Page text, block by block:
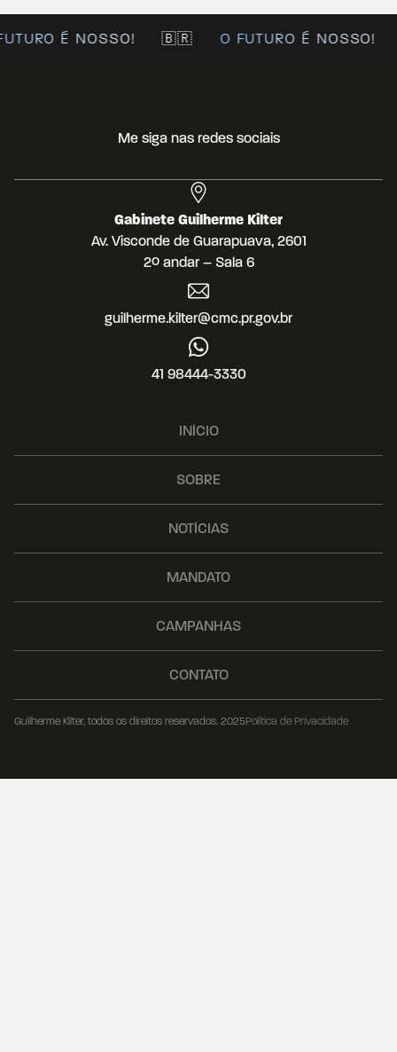
É NOSSO! 🇧🇷 O FUTURO É NOSSO!
Me siga nas redes sociais
Gabinete Guilherme Kilter
Av. Visconde de Guarapuava, 2601
2º andar – Sala 6
guilherme.kilter@cmc.pr.gov.br
41 98444-3330
INÍCIO
SOBRE
NOTÍCIAS
MANDATO
CAMPANHAS
CONTATO
Guilherme Kilter, todos os direitos reservados. 2025Política de Privacidade